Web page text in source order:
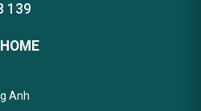
139
Anh